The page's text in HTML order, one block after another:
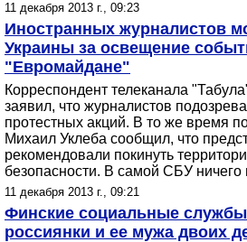
11 декабря 2013 г., 09:23
Иностранных журналистов
Украины за освещение
"Евромайдане"
Корреспондент телеканала
заявил, что журналистов
протестных акций. В то же время
Михаил Уклеба сообщил, что
рекомендовали покинуть
безопасности. В самой СБУ ничего
11 декабря 2013 г., 09:21
Финские социальные
россиянки и ее мужа двоих